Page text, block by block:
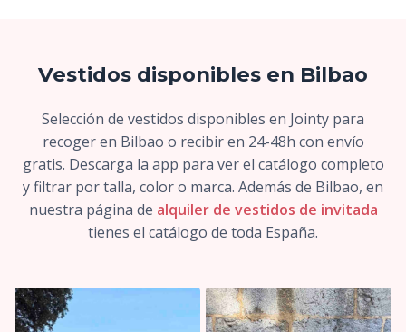
Vestidos disponibles en Bilbao
Selección de vestidos disponibles en Jointy para
recoger en Bilbao o recibir en 24-48h con envío
gratis. Descarga la app para ver el catálogo completo
y filtrar por talla, color o marca. Además de Bilbao, en
nuestra página de alquiler de vestidos de invitada
tienes el catálogo de toda España.